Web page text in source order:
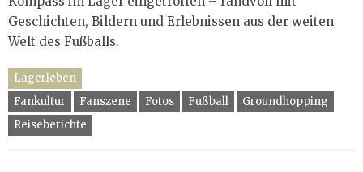
Geschichten, Bildern und Erlebnissen aus der weiten
Welt des Fußballs.
Lagerleben
Fankultur
Fanszene Fotos Fußball
Groundhopping
Reiseberichte